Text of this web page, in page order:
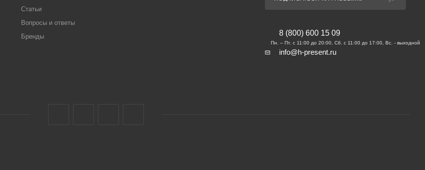
Статьи
Вопросы и ответы
Бренды
8 (800) 600 15 09
info@h-present.ru